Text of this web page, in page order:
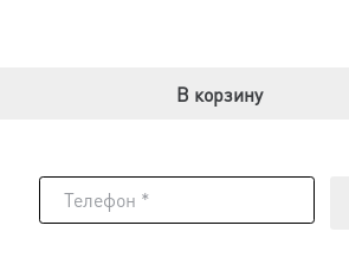
В корзину